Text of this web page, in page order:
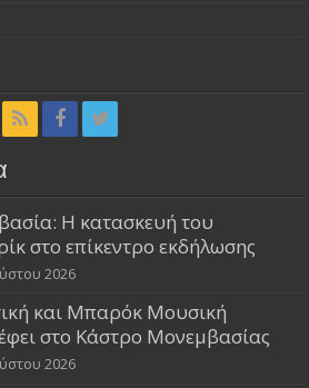
Η κατασκευή του
στο επίκεντρο εκδήλωσης
2026
και Μπαρόκ Μουσική
στο Κάστρο Μονεμβασίας
2026